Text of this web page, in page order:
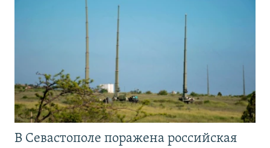
В Севастополе поражена российская